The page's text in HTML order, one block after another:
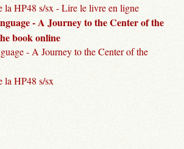
la HP48 s/sx - Lire le livre en ligne
- A Journey to the Center of the
book online
- A Journey to the Center of the
la HP48 s/sx